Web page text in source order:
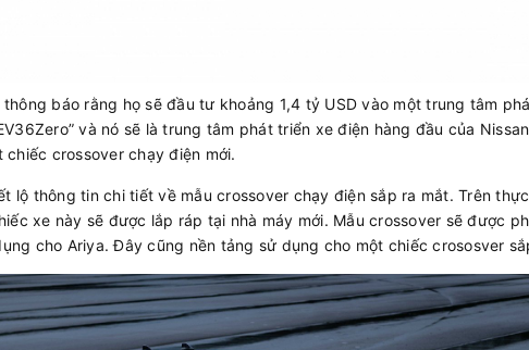
báo rằng họ sẽ đầu tư khoảng 1,4 tỷ USD vào một trung tâm
và nó sẽ là trung tâm phát triển xe điện hàng đầu của
crossover chạy điện mới.
lộ thông tin chi tiết về mẫu crossover chạy điện sắp ra mắt. Trên
xe này sẽ được lắp ráp tại nhà máy mới. Mẫu crossover sẽ được
cho Ariya. Đây cũng nền tảng sử dụng cho một chiếc crososver